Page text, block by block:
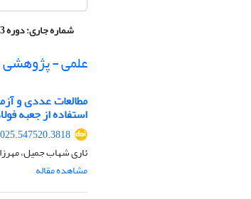
شماره جاری:دوره 13، شماره 07 - شماره پیاپی 108، مهر 1405
علمی - پژوهشی
مطالعات عددی و
استفاده از جعبه
ئاری شهاب جمیل،
مشاهده مقاله